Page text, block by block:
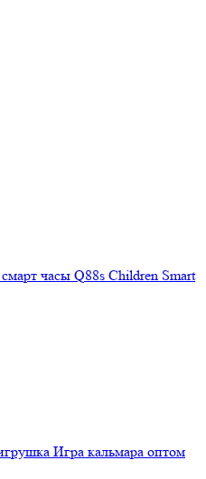
часы Q88s Children Smart
Игра кальмара оптом